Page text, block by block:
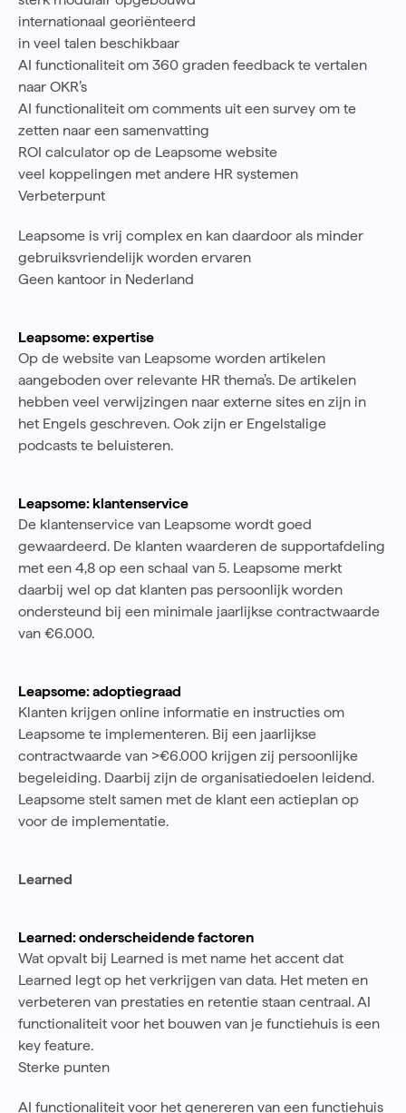
internationaal georiënteerd
in veel talen beschikbaar
AI functionaliteit om 360 graden feedback te vertalen
naar OKR’s
AI functionaliteit om comments uit een survey om te
zetten naar een samenvatting
ROI calculator op de Leapsome website
veel koppelingen met andere HR systemen
Verbeterpunt
Leapsome is vrij complex en kan daardoor als minder
gebruiksvriendelijk worden ervaren
Geen kantoor in Nederland
Leapsome: expertise
Op de website van Leapsome worden artikelen
aangeboden over relevante HR thema’s. De artikelen
hebben veel verwijzingen naar externe sites en zijn in
het Engels geschreven. Ook zijn er Engelstalige
podcasts te beluisteren.
Leapsome: klantenservice
De klantenservice van Leapsome wordt goed
gewaardeerd. De klanten waarderen de supportafdeling
met een 4,8 op een schaal van 5. Leapsome merkt
daarbij wel op dat klanten pas persoonlijk worden
ondersteund bij een minimale jaarlijkse contractwaarde
van €6.000.
Leapsome: adoptiegraad
Klanten krijgen online informatie en instructies om
Leapsome te implementeren. Bij een jaarlijkse
contractwaarde van >€6.000 krijgen zij persoonlijke
begeleiding. Daarbij zijn de organisatiedoelen leidend.
Leapsome stelt samen met de klant een actieplan op
voor de implementatie.
Learned
Learned: onderscheidende factoren
Wat opvalt bij Learned is met name het accent dat
Learned legt op het verkrijgen van data. Het meten en
verbeteren van prestaties en retentie staan centraal. AI
functionaliteit voor het bouwen van je functiehuis is een
key feature.
Sterke punten
AI functionaliteit voor het genereren van een functiehuis